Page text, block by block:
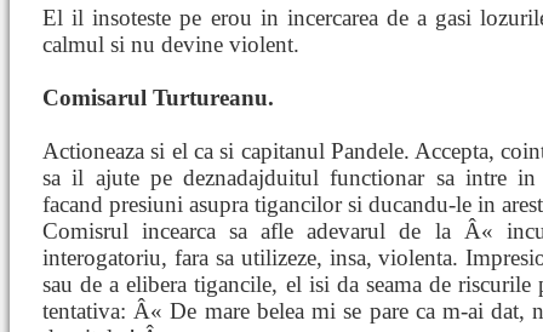
El il insoteste pe erou in incercarea de a gasi
calmul si nu devine violent.
Comisarul Turtureanu.
Actioneaza si el ca si capitanul Pandele. Accepta,
sa il ajute pe deznadajduitul functionar sa intre
facand presiuni asupra tigancilor si ducandu-le in
Comisrul incearca sa afle adevarul de la Â«
interogatoriu, fara sa utilizeze, insa, violenta.
sau de a elibera tigancile, el isi da seama de riscurile
tentativa: Â« De mare belea mi se pare ca m-ai dat,